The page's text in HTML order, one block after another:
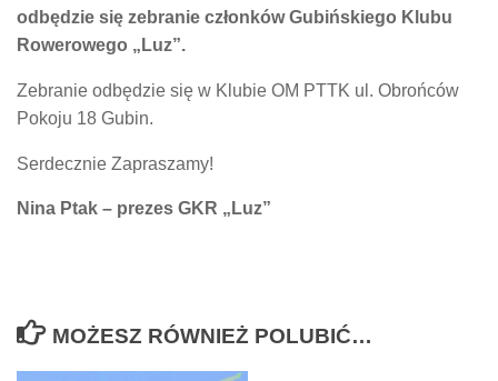
odbędzie się zebranie członków Gubińskiego Klubu
Rowerowego „Luz”.
Zebranie odbędzie się w Klubie OM PTTK ul. Obrońców
Pokoju 18 Gubin.
Serdecznie Zapraszamy!
Nina Ptak – prezes GKR „Luz”
MOŻESZ RÓWNIEŻ POLUBIĆ…